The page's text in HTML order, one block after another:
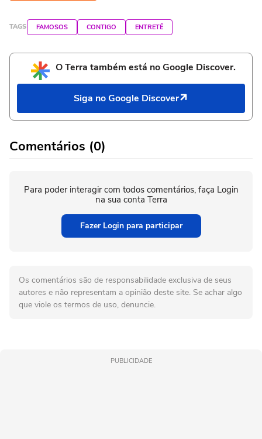
TAGS FAMOSOS CONTIGO ENTRETÊ
O Terra também está no Google Discover.
Siga no Google Discover
Comentários (0)
Para poder interagir com todos comentários, faça Login
na sua conta Terra
Fazer Login para participar
Os comentários são de responsabilidade exclusiva de seus
autores e não representam a opinião deste site. Se achar algo
que viole os termos de uso, denuncie.
PUBLICIDADE